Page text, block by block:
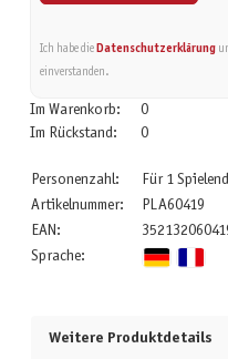
Ich habe die Datenschutzerklärung
einverstanden.
Im Warenkorb:
0
Im Rückstand:
0
Personenzahl:
Für 1
Artikelnummer:
PLA60419
EAN:
Sprache:
Weitere Produktdetails